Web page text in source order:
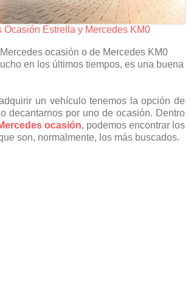
Ocasión Estrella y Mercedes KM0
ocasión o de Mercedes KM0
en los últimos tiempos, es una buena
un vehículo tenemos la opción de
decantarnos por uno de ocasión. Dentro
ocasión, podemos encontrar los
son, normalmente, los más buscados.